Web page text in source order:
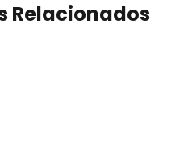
Relacionados